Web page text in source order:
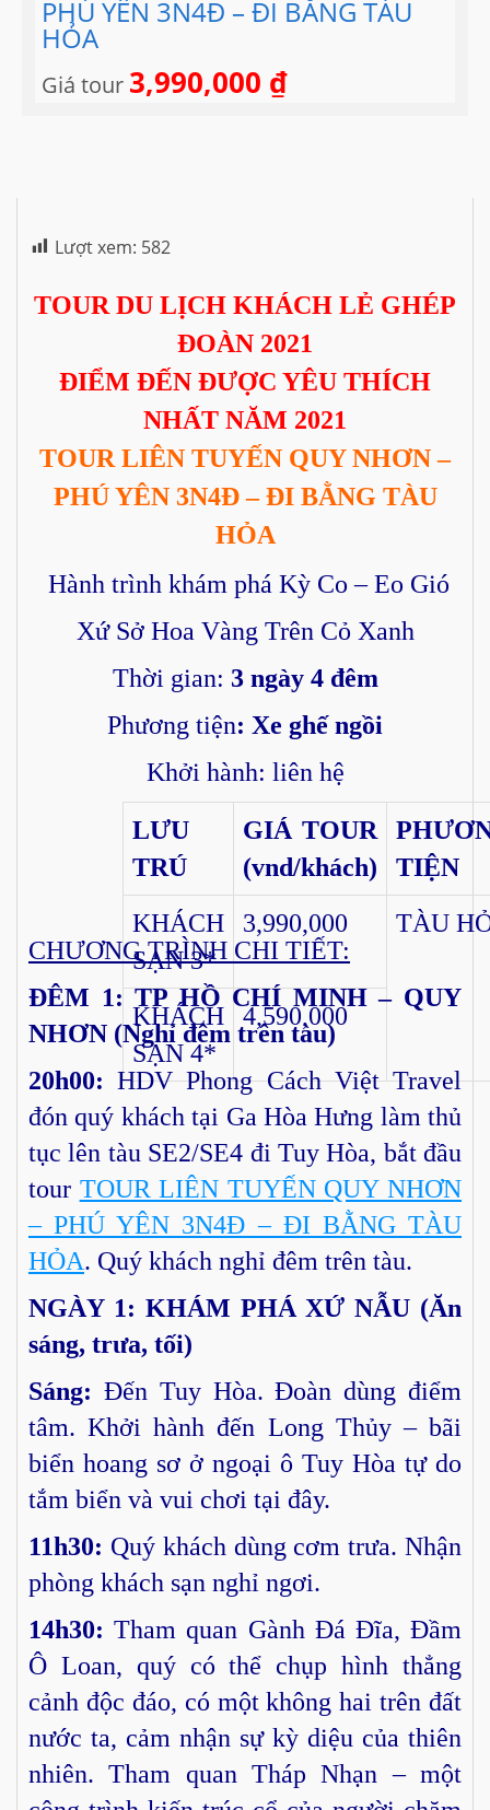
PHÚ YÊN 3N4Đ – ĐI BẰNG TÀU
HỎA
Giá tour 3,990,000 ₫
Lượt xem: 582
TOUR DU LỊCH KHÁCH LẺ GHÉP
ĐOÀN 2021
ĐIỂM ĐẾN ĐƯỢC YÊU THÍCH
NHẤT NĂM 2021
TOUR LIÊN TUYẾN QUY NHƠN –
PHÚ YÊN 3N4Đ – ĐI BẰNG TÀU
HỎA
Hành trình khám phá Kỳ Co – Eo Gió
Xứ Sở Hoa Vàng Trên Cỏ Xanh
Thời gian: 3 ngày 4 đêm
Phương tiện: Xe ghế ngồi
Khởi hành: liên hệ
LƯU
TRÚ
GIÁ TOUR
(vnd/khách)
TIỆN
KHÁCH
SẠN 3*
3,990,000 TÀU
KHÁCH
SẠN 4*
4,590,000
CHƯƠNG TRÌNH CHI TIẾT:
ĐÊM 1: TP HỒ CHÍ MINH – QUY
NHƠN (Nghỉ đêm trên tàu)
20h00: HDV Phong Cách Việt Travel
đón quý khách tại Ga Hòa Hưng làm thủ
tục lên tàu SE2/SE4 đi Tuy Hòa, bắt đầu
tour TOUR LIÊN TUYẾN QUY NHƠN
– PHÚ YÊN 3N4Đ – ĐI BẰNG TÀU
HỎA. Quý khách nghỉ đêm trên tàu.
NGÀY 1: KHÁM PHÁ XỨ NẪU (Ăn
sáng, trưa, tối)
Sáng: Đến Tuy Hòa. Đoàn dùng điểm
tâm. Khởi hành đến Long Thủy – bãi
biển hoang sơ ở ngoại ô Tuy Hòa tự do
tắm biển và vui chơi tại đây.
11h30: Quý khách dùng cơm trưa. Nhận
phòng khách sạn nghỉ ngơi.
14h30: Tham quan Gành Đá Đĩa, Đầm
Ô Loan, quý có thể chụp hình thẳng
cảnh độc đáo, có một không hai trên đất
nước ta, cảm nhận sự kỳ diệu của thiên
nhiên. Tham quan Tháp Nhạn – một